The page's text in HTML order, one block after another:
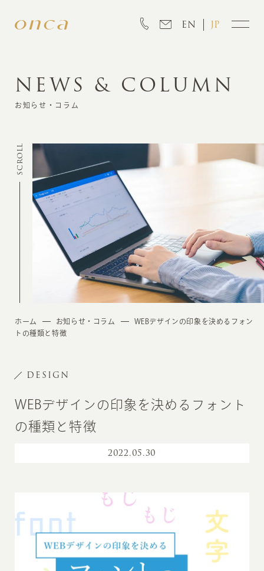
EN JP
INFORMATION
CREATION
MARKETING
NEWS & COLUMN
お知らせ・コラム
SCROLL
ホーム お知らせ・コラム
WEBデザインの印象を決めるフォン
トの種類と特徴
DESIGN
WEBデザインの印象を決めるフォント
の種類と特徴
2022.05.30